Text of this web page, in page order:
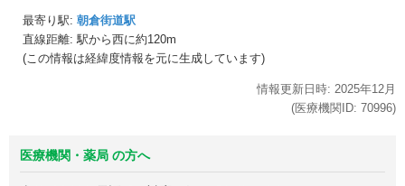
最寄り駅: 朝倉街道駅
直線距離: 駅から西に約120m
(この情報は経緯度情報を元に生成しています)
情報更新日時: 2025年12月
(医療機関ID: 70996)
医療機関・薬局 の方へ